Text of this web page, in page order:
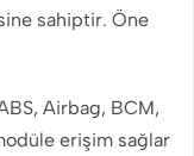
sahiptir. Öne
Airbag, BCM,
erişim sağlar